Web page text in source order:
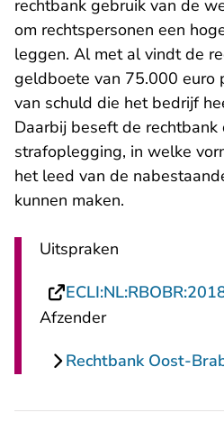
rechtbank gebruik van de
om rechtspersonen een
leggen. Al met al vindt de
geldboete van 75.000 euro
van schuld die het bedrijf
Daarbij beseft de rechtbank
strafoplegging, in welke
het leed van de
kunnen maken.
Uitspraken
Afzender
Rechtbank Oost-